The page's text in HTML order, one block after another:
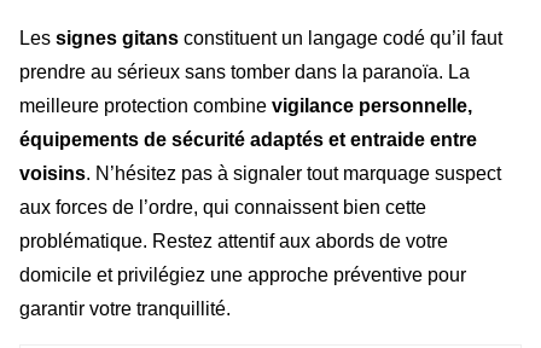
Les signes gitans constituent un langage codé qu’il faut
prendre au sérieux sans tomber dans la paranoïa. La
meilleure protection combine vigilance personnelle,
équipements de sécurité adaptés et entraide entre
voisins. N’hésitez pas à signaler tout marquage suspect
aux forces de l’ordre, qui connaissent bien cette
problématique. Restez attentif aux abords de votre
domicile et privilégiez une approche préventive pour
garantir votre tranquillité.